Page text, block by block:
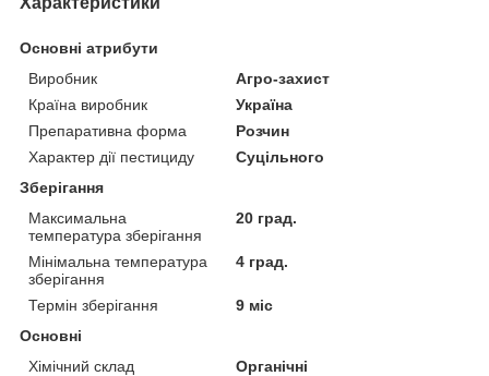
Основні атрибути
Виробник
Агро-захист
Країна виробник
Україна
Препаративна форма
Розчин
Характер дії пестициду
Суцільного
Зберігання
Максимальна
температура зберігання
20 град.
Мінімальна температура
зберігання
4 град.
Термін зберігання
9 міс
Основні
Хімічний склад
Органічні